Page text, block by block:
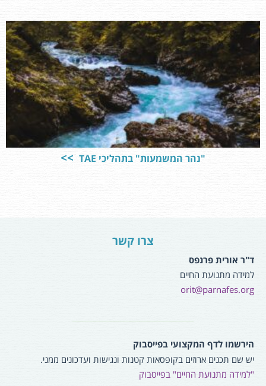
"נהר המשמעות" בתהליכי TAE
צרו קשר
ד"ר אורית פרנפס
למידה מתנועת החיים
orit@parnafes.org
הירשמו לדף המקצועי בפייסבוק
יש שם תכנים ארוזים בקופסאות קטנות ונגישות ועדכונים ממני.
"למידה מתנועת החיים" בפייסבוק